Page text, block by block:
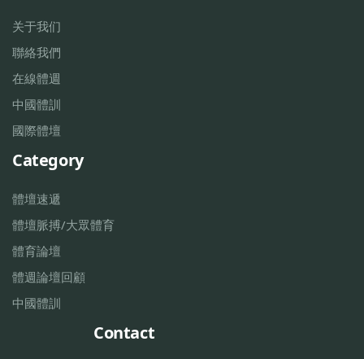
关于我们
聯絡我們
在線體週
中國體訓
國際體壇
Category
體壇速遞
體壇脈搏/大眾體育
體育論壇
體週論壇回顧
中國體訓
Contact